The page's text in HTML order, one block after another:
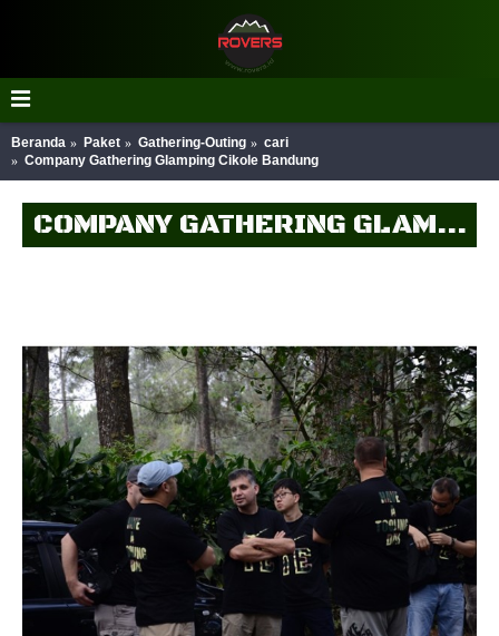
Beranda Paket Gathering-Outing
cari
Company Gathering Glamping Cikole Bandung
COMPANY GATHERING GLAMPING CIKOLE BANDUNG